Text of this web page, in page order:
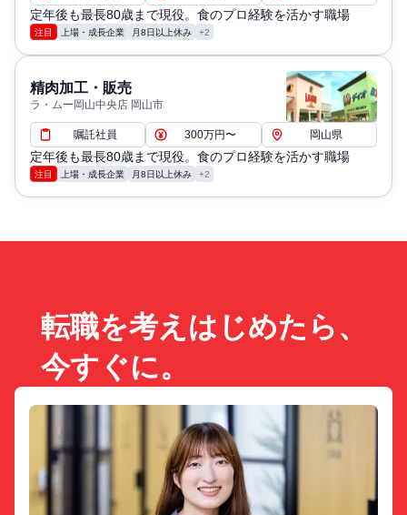
定年後も最長80歳まで現役。食のプロ経験を活かす職場
注目 上場・成長企業 月8日以上休み +2
精肉加工・販売
ラ・ムー岡山中央店 岡山市
嘱託社員 300万円〜 岡山県
定年後も最長80歳まで現役。食のプロ経験を活かす職場
注目 上場・成長企業 月8日以上休み +2
転職を考えはじめたら、
今すぐに。